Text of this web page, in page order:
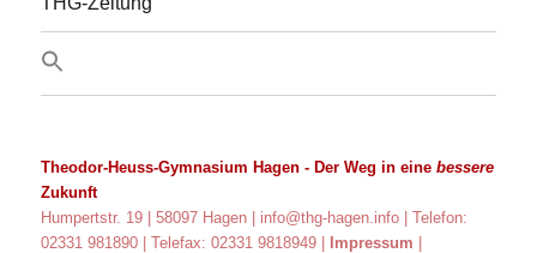
Theodor-Heuss-Gymnasium Hagen - Der Weg in einebessere
Zukunft
Humpertstr. 19 | 58097 Hagen | info@thg-hagen.info
| Telefon:
02331 981890 | Telefax: 02331 9818949 |
Impressum